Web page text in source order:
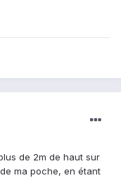
de 2m de haut sur
ma poche, en étant